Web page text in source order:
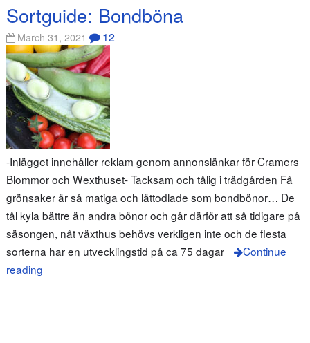
Sortguide: Bondböna
March 31, 2021 12
-Inlägget innehåller reklam genom annonslänkar för Cramers
Blommor och Wexthuset- Tacksam och tålig i trädgården Få
grönsaker är så matiga och lättodlade som bondbönor… De
tål kyla bättre än andra bönor och går därför att så tidigare på
säsongen, nåt växthus behövs verkligen inte och de flesta
sorterna har en utvecklingstid på ca 75 dagar
Continue
reading